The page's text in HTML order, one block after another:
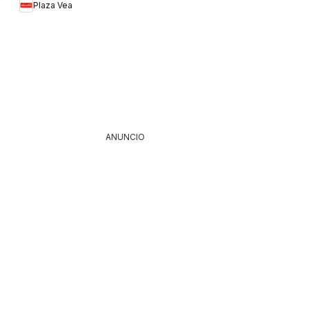
TIENDAS
Plaza Vea
ANUNCIO